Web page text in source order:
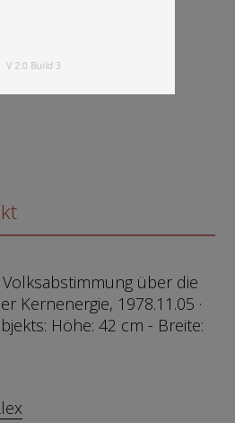
V 2.0 Build 3
wichtigste
über die
Kernenergie, 1978.11.05 ·
Höhe: 42 cm - Breite: